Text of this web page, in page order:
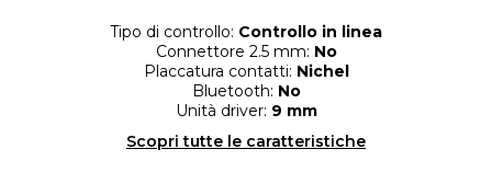
Tipo di controllo: Controllo in linea
Connettore 2.5 mm: No
Placcatura contatti: Nichel
Bluetooth: No
Unità driver: 9 mm
Scopri tutte le caratteristiche